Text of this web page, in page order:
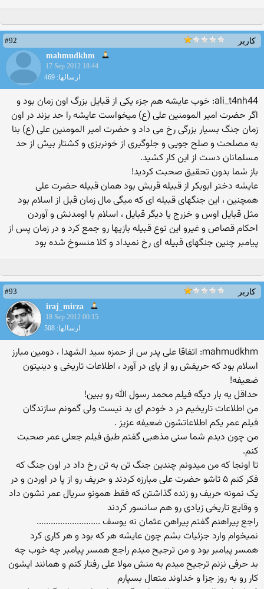
کاربر
#92
mahmudkhm
17 Sep 2012 18:44
ارسالها: 469
ali_t4nh44: خوب عایشه هم جزء یکی از قبایل بزرگ اون زمان بود و
اگر حضرت امیر المومنین علی (ع) میخواست عایشه را حد بزند در اون
زمان جنگ بسیار بزرگی رخ می داد و حضرت امیر المومنین علی (ع) بنا
به مصلحت و صلح جویی و جلوگیری از خونریزی و کشتار بیش از حد
مسلمانان دست از این کار کشید.
باز شما بدون تحقیق صحبت کردید!
عایشه دختر ابوبکر از قبیله قریش بود همان قبیله حضرت علی
همچنین ، این جنگهای قبیله ای که میگی مال زمان قبل از اسلام بود
مثل قبایل اوس و خزرج یا دیگر قبایل ، اسلام با اومدنش و آوردن
احکام قصاص و غیرو این نوع قبیله بازیها رو جمع کرد و در زمان پس از
پیامبر چنین جنگهای قبیله ای رخ نمیداد و کلا منسوخ شده بود
کاربر
#93
iraj_mirza
18 Sep 2012 00:15
ارسالها: 508
mahmudkhm: اتفاقا علی پدر س از حمزه سید الشهدا ، دومین مبارز
اسلام بود که حریفش رو از پای در آورد ، اطلاعات تاریخی و دینیتون
ضعیفه!
حداقل یه بار دیگه فیلم محمد رسول الله رو ببین!
من اطلاعات تاریخیم در د خودم ای بد نیست ولی گمونم سازندگان
فیلم عمر یکم اطلاعاتشون ضعیفه عزیز .
من چون دیدم شما سنی مذهبی گفتم طبق فیلم جعلی عمر صحبت
کنم.
تا اونجا که من میدونم چندین جنگ تن به تن رخ داد در اون جنگ که
فکر کنم ۵ تاشو حضرت علی مبارزه کردند و حریف رو از پا در اوردن و در
یک نمونه حریف رو زنده گذاشتن که فقط همونو سریال عمر نشون داد
و وقایع تاریخی زیادی رو هم سانسور کردند
راجع پیراهنم گفتم پیراهن عثمان نه یوسف ...........................
نمیخوام وارد جزئیات بشم چون عایشه هر که بود و هر کاری کرد
همسر پیامبر بود و من ترجیح میدم راجع همسر پیامبر چه خوب چه
بد حرفی نزنم ترجیح میدم به منش مولا علی رفتار کنم و همانند ایشون
کار رو به روز جزا و خداوند متعال بسپارم